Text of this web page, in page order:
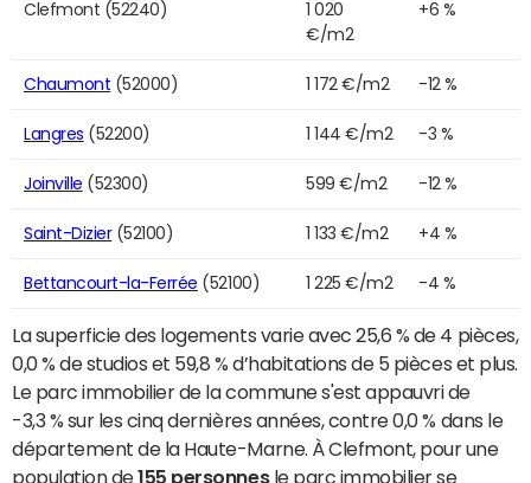
Clefmont (52240)
1 020
€/m2
+6 %
Chaumont (52000) 1 172 €/m2 -12 %
Langres (52200) 1 144 €/m2 -3 %
Joinville (52300) 599 €/m2 -12 %
Saint-Dizier(52100) 1 133 €/m2 +4 %
Bettancourt-la-Ferrée (52100) 1 225 €/m2 -4 %
La superficie des logements varie avec 25,6 % de 4 pièces,
0,0 % de studios et 59,8 % d’habitations de 5 pièces et plus.
Le parc immobilier de la commune s'est appauvri de
-3,3 % sur les cinq dernières années, contre 0,0 % dans le
département de la Haute-Marne. À Clefmont, pour une
population de155 personnesle parc immobilier se